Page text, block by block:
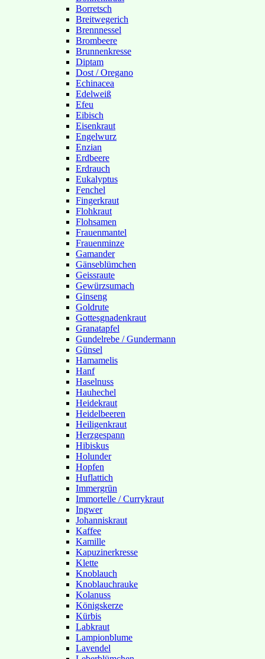
Borretsch
Breitwegerich
Brennnessel
Brombeere
Brunnenkresse
Diptam
Dost / Oregano
Echinacea
Edelweiß
Efeu
Eibisch
Eisenkraut
Engelwurz
Enzian
Erdbeere
Erdrauch
Eukalyptus
Fenchel
Fingerkraut
Flohkraut
Flohsamen
Frauenmantel
Frauenminze
Gamander
Gänseblümchen
Geissraute
Gewürzsumach
Ginseng
Goldrute
Gottesgnadenkraut
Granatapfel
Gundelrebe / Gundermann
Günsel
Hamamelis
Hanf
Haselnuss
Hauhechel
Heidekraut
Heidelbeeren
Heiligenkraut
Herzgespann
Hibiskus
Holunder
Hopfen
Huflattich
Immergrün
Immortelle / Currykraut
Ingwer
Johanniskraut
Kaffee
Kamille
Kapuzinerkresse
Klette
Knoblauch
Knoblauchrauke
Kolanuss
Königskerze
Kürbis
Labkraut
Lampionblume
Lavendel